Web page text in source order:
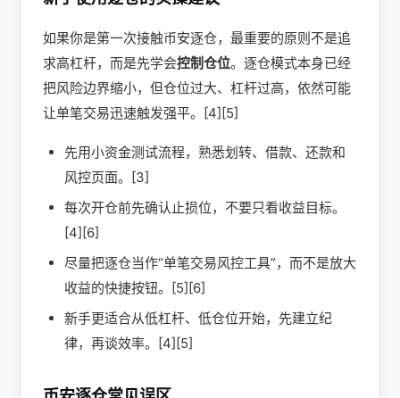
如果你是第一次接触币安逐仓，最重要的原则不是追
求高杠杆，而是先学会控制仓位。逐仓模式本身已经
把风险边界缩小，但仓位过大、杠杆过高，依然可能
让单笔交易迅速触发强平。[4][5]
先用小资金测试流程，熟悉划转、借款、还款和
风控页面。[3]
每次开仓前先确认止损位，不要只看收益目标。
[4][6]
尽量把逐仓当作“单笔交易风控工具”，而不是放大
收益的快捷按钮。[5][6]
新手更适合从低杠杆、低仓位开始，先建立纪
律，再谈效率。[4][5]